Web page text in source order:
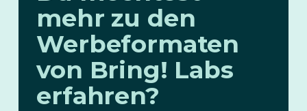
mehr zu den
Werbeformaten
von Bring! Labs
erfahren?